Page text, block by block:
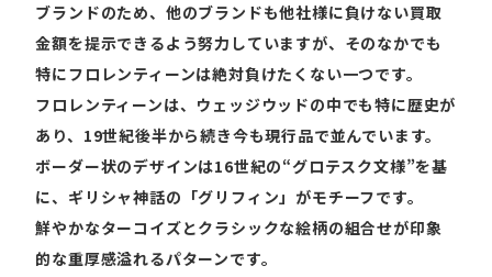
ブランドのため、他のブランドも他社様に負けない買取
金額を提示できるよう努力していますが、そのなかでも
特にフロレンティーンは絶対負けたくない一つです。
フロレンティーンは、ウェッジウッドの中でも特に歴史が
あり、19世紀後半から続き今も現行品で並んでいます。
ボーダー状のデザインは16世紀の“グロテスク文様”を基
に、ギリシャ神話の「グリフィン」がモチーフです。
鮮やかなターコイズとクラシックな絵柄の組合せが印象
的な重厚感溢れるパターンです。